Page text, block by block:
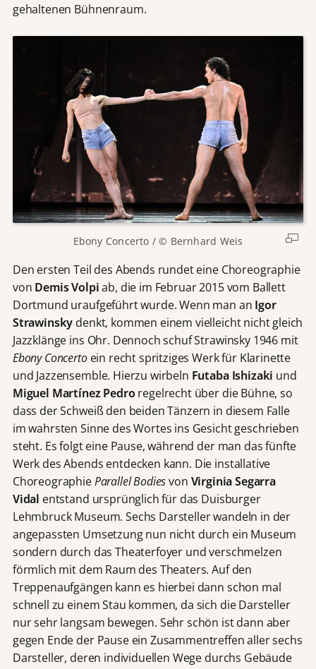
gehaltenen Bühnenraum.
Ebony Concerto / © Bernhard Weis
Den ersten Teil des Abends rundet eine Choreographie
von Demis Volpiab, die im Februar 2015 vom Ballett
Dortmund uraufgeführt wurde. Wenn man an Igor
Strawinsky denkt, kommen einem vielleicht nicht gleich
Jazzklänge ins Ohr. Dennoch schuf Strawinsky 1946 mit
Ebony Concertoein recht spritziges Werk für Klarinette
und Jazzensemble. Hierzu wirbeln Futaba Ishizaki und
Miguel Martínez Pedro regelrecht über die Bühne, so
dass der Schweiß den beiden Tänzern in diesem Falle
im wahrsten Sinne des Wortes ins Gesicht geschrieben
steht. Es folgt eine Pause, während der man das fünfte
Werk des Abends entdecken kann. Die installative
ChoreographieParallel Bodiesvon Virginia Segarra
Vidal entstand ursprünglich für das Duisburger
Lehmbruck Museum. Sechs Darsteller wandeln in der
angepassten Umsetzung nun nicht durch ein Museum
sondern durch das Theaterfoyer und verschmelzen
förmlich mit dem Raum des Theaters. Auf den
Treppenaufgängen kann es hierbei dann schon mal
schnell zu einem Stau kommen, da sich die Darsteller
nur sehr langsam bewegen. Sehr schön ist dann aber
gegen Ende der Pause ein Zusammentreffen aller sechs
Darsteller, deren individuellen Wege durchs Gebäude